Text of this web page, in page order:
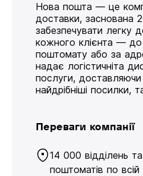
Нова пошта — це
доставки, заснована
забезпечувати легку
кожного клієнта — до
поштомату або за
надає логістичніта
послуги,
найдрібніші посилки,
Переваги компанії
14 000 відділень
поштоматів по всій